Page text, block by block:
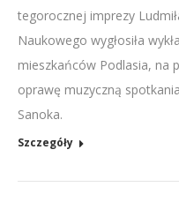
tegorocznej imprezy
Naukowego wygłosiła
mieszkańców Podlasia, na
oprawę muzyczną
Sanoka.
Szczegóły